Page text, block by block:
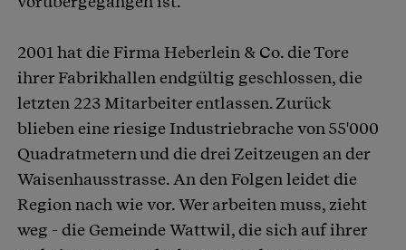
2001 hat die Firma Heberlein & Co. die Tore
ihrer Fabrikhallen endgültig geschlossen, die
letzten 223 Mitarbeiter entlassen. Zurück
blieben eine riesige Industriebrache von 55'000
Quadratmetern und die drei Zeitzeugen an der
Waisenhausstrasse. An den Folgen leidet die
Region nach wie vor. Wer arbeiten muss, zieht
weg - die Gemeinde Wattwil, die sich auf ihrer